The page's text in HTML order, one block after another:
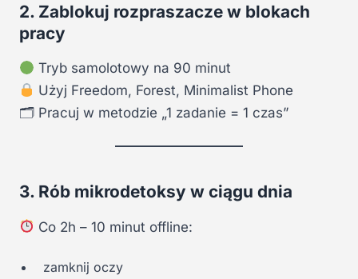
2. Zablokuj rozpraszacze w blokach
pracy
Tryb samolotowy na 90 minut
Użyj Freedom, Forest, Minimalist Phone
🗂 Pracuj w metodzie „1 zadanie = 1 czas”
3. Rób mikrodetoksy w ciągu dnia
Co 2h – 10 minut offline:
zamknij oczy